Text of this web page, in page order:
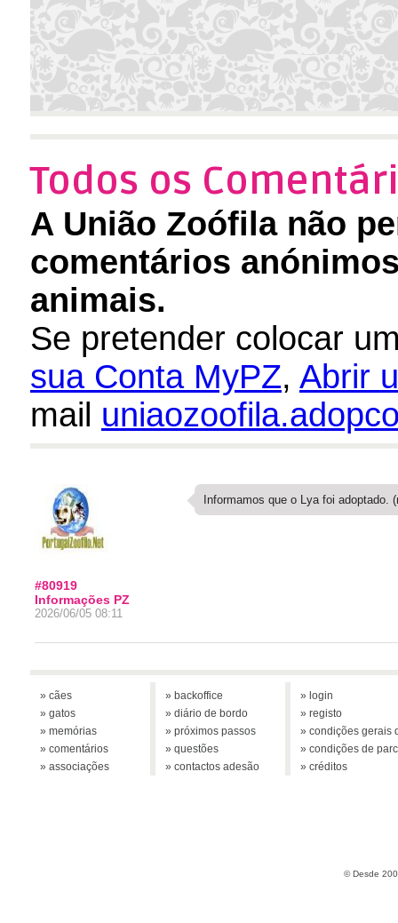
Todos os
A União Zoófila não
comentários
animais.
Se pretender colocar
sua Conta MyPZ, Abrir
mail
#80919
Informações PZ
2026/06/05 08:11
Informamos que o Lya foi
» cães
» gatos
» memórias
» comentários
» associações
» backoffice
» diário de bordo
» próximos passos
» questões
» contactos adesão
» login
» registo
» condições gerais
» condições de
» créditos
© Desde